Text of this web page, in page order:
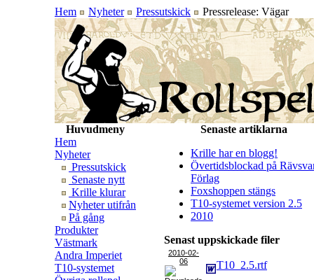
Hem Nyheter Pressutskick Pressrelease: Vägar
Huvudmeny
Hem
Nyheter
Pressutskick
Senaste nytt
Krille klurar
Nyheter utifrån
På gång
Produkter
Västmark
Andra Imperiet
T10-systemet
Senaste artiklarna
Krille har en blogg!
Övertidsblockad på
Förlag
Foxshoppen stängs
T10-systemet version 2.5
2010
Senast uppskickade filer
2010-02-
06
T10_2.5.rtf